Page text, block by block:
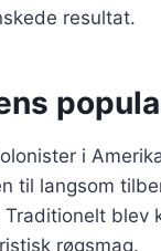
resultat.
i
til langsom
blev
røgsmag.